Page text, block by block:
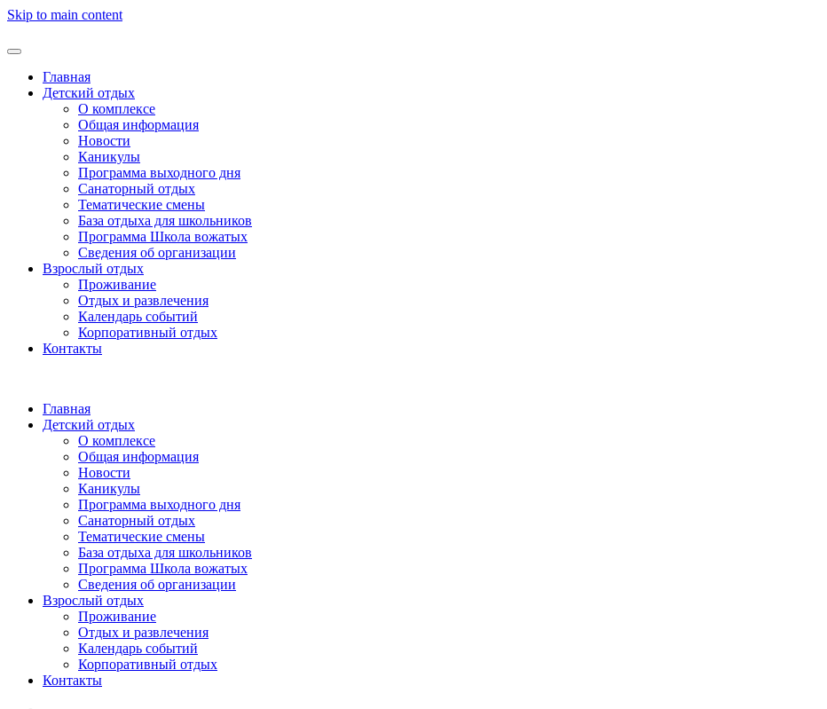
Skip to main content
Главная
Детский отдых
О комплексе
Общая информация
Новости
Каникулы
Программа выходного дня
Санаторный отдых
Тематические смены
База отдыха для школьников
Программа Школа вожатых
Cведения об организации
Взрослый отдых
Проживание
Отдых и развлечения
Календарь событий
Корпоративный отдых
Контакты
Главная
Детский отдых
О комплексе
Общая информация
Новости
Каникулы
Программа выходного дня
Санаторный отдых
Тематические смены
База отдыха для школьников
Программа Школа вожатых
Cведения об организации
Взрослый отдых
Проживание
Отдых и развлечения
Календарь событий
Корпоративный отдых
Контакты